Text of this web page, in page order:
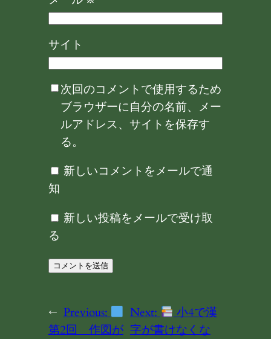
サイト
次回のコメントで使用するため
ブラウザーに自分の名前、メー
ルアドレス、サイトを保存す
る。
新しいコメントをメールで通
知
新しい投稿をメールで受け取
る
← Previous:
第2回 作図が
Next:
小4で漢
字が書けなくな